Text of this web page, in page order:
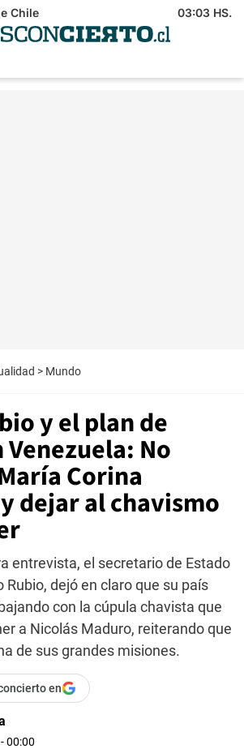
Chile 03:03 HS.
> Mundo
y el plan de
Venezuela: No
Corina
dejar al chavismo
entrevista, el secretario de Estado
Rubio, dejó en claro que su país
con la cúpula chavista que
a Nicolás Maduro, reiterando que
de sus grandes misiones.
en
00:00